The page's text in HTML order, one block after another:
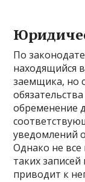
По
находящийся
заемщика, но
обременение
уведомлений
Однако не
таких
приводит к